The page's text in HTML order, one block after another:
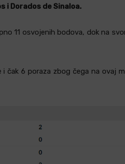
i Dorados de Sinaloa.
11 osvojenih bodova, dok na
čak 6 poraza zbog čega na ovaj